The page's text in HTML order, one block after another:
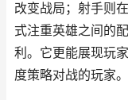
改变战局；射手则
式注重英雄之间的
利。它更能展现玩
度策略对战的玩家。